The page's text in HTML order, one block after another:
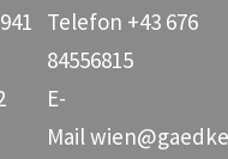
Telefon +43 676
84556815
E-
Mail